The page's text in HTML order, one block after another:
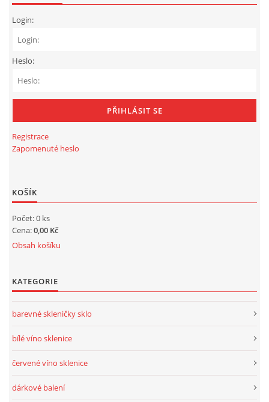
Login:
Heslo:
Registrace
Zapomenuté heslo
KOŠÍK
Počet: 0 ks
Cena:0,00 Kč
Obsah košíku
KATEGORIE
barevné skleničky sklo
bílé víno sklenice
červené víno sklenice
dárkové balení